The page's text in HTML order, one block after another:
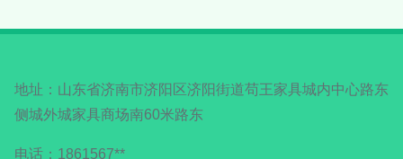
地址：山东省济南市济阳区济阳街道苟王家具城内中心路东
侧城外城家具商场南60米路东
电话：1861567**